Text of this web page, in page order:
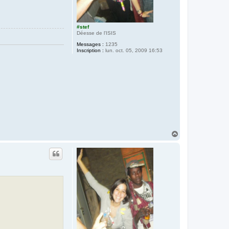
#stef
Déesse de l'ISIS
Messages : 1235
Inscription : lun. oct. 05, 2009 16:53